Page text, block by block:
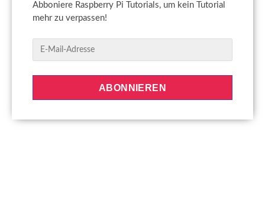
Abboniere Raspberry Pi Tutorials, um kein Tutorial
mehr zu verpassen!
-
ABONNIEREN